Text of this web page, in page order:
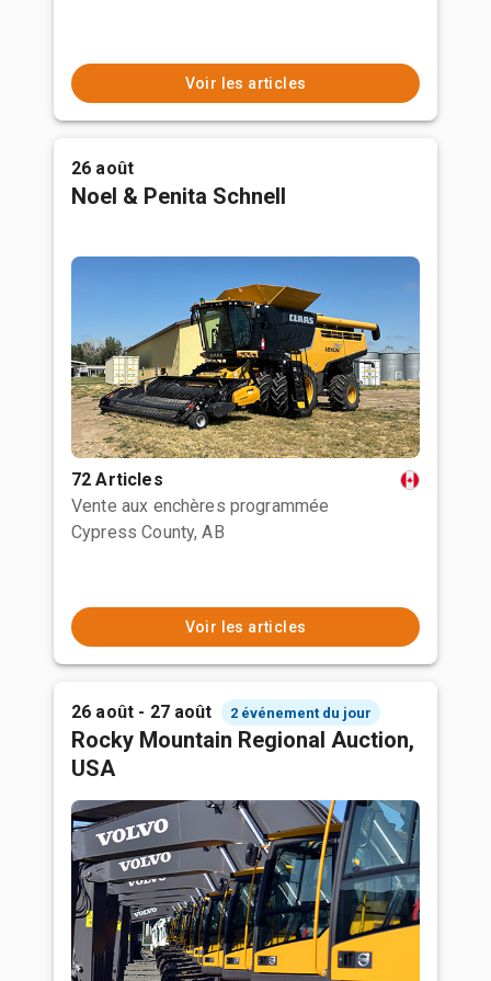
Voir les articles
26 août
Noel & Penita Schnell
72 Articles
Vente aux enchères programmée
Cypress County, AB
Voir les articles
26 août - 27 août 2 événement du jour
Rocky Mountain Regional Auction,
USA